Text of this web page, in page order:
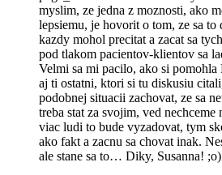
myslim, ze jedna z moznosti, ako
lepsiemu, je hovorit o tom, ze sa to
kazdy mohol precitat a zacat sa
pod tlakom pacientov-klientov sa
Velmi sa mi pacilo, ako si
aj ti ostatni, ktori si tu diskusiu
podobnej situacii zachovat, ze sa
treba stat za svojim, ved
viac ludi to bude vyzadovat, tym
ako fakt a zacnu sa chovat inak.
ale stane sa to… Diky, Susanna!